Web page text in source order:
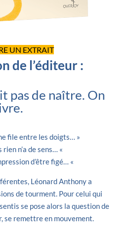
UN EXTRAIT
de l’éditeur :
pas de naître. On
file entre les doigts… »
rien n’a de sens… «
d’être figé… «
Léonard Anthony a
de tourment. Pour celui qui
se pose alors la question de
se remettre en mouvement.